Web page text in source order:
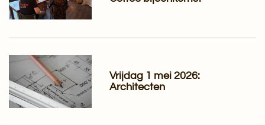
Vrijdag 1 mei 2026:
Architecten